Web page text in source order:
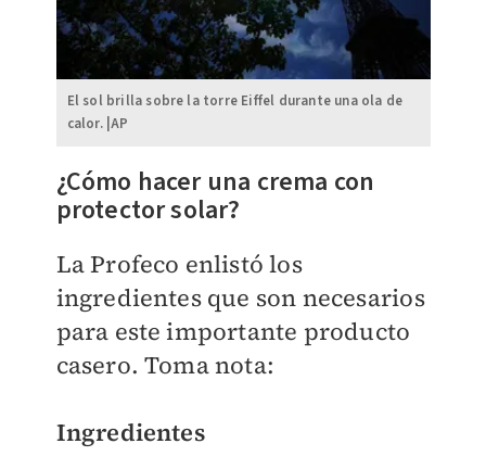
El sol brilla sobre la torre Eiffel durante una ola de
calor. |AP
¿Cómo hacer una crema con
protector solar?
La Profeco enlistó los
ingredientes que son necesarios
para este importante producto
casero. Toma nota:
Ingredientes